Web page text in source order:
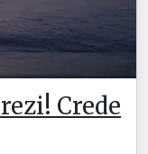
Crede